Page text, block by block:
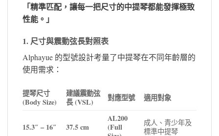
「精準匹配，讓每一把尺寸的中提琴都能發揮極致
性能。」
1. 尺寸與震動弦長對照表
Alphayue 的型號設計考量了中提琴在不同年齡層的
使用需求：
提琴尺寸
(Body Size)
建議震動弦
長 (VSL)
對應型號 適用對象
15.3″ – 16″ 37.5 cm
AL200
(Full
成人、青少年及
標準中提琴